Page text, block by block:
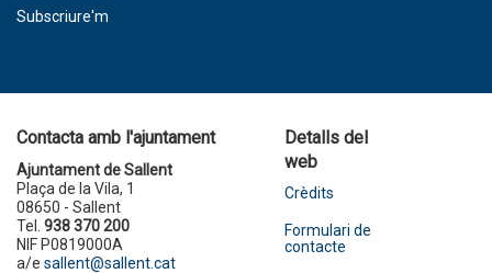
Subscriure'm
Contacta amb l'ajuntament
Ajuntament de Sallent
Plaça de la Vila, 1
08650 - Sallent
Tel. 938 370 200
NIF P0819000A
a/e sallent@sallent.cat
Detalls del
web
Crèdits
Formulari de
contacte